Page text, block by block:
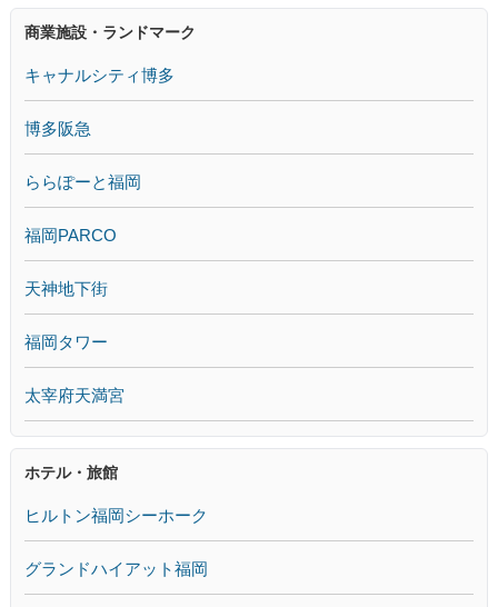
商業施設・ランドマーク
キャナルシティ博多
博多阪急
ららぽーと福岡
福岡PARCO
天神地下街
福岡タワー
太宰府天満宮
ホテル・旅館
ヒルトン福岡シーホーク
グランドハイアット福岡